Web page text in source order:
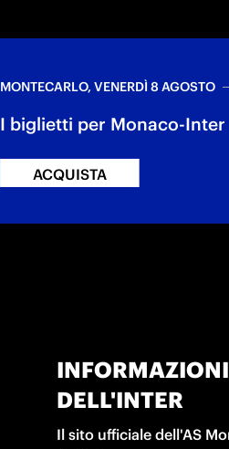
MONTECARLO, VENERDÌ 8 AGOSTO
I biglietti per Monaco-Inter
ACQUISTA
DELL'INTER
Il sito ufficiale dell'AS